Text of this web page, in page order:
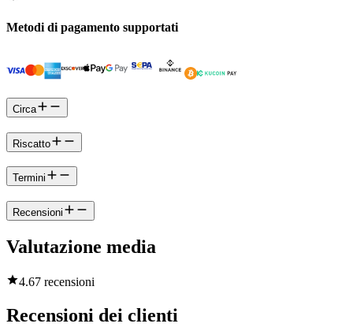
Metodi di pagamento supportati
Circa
Riscatto
Termini
Recensioni
Valutazione media
4.67 recensioni
Recensioni dei clienti